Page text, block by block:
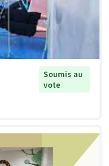
Soumis au
vote